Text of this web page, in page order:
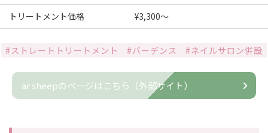
トリートメント価格
¥3,300～
#ストレートトリートメント #バーデンス #ネイルサロン併設
ar sheepのページはこちら（外部サイト）